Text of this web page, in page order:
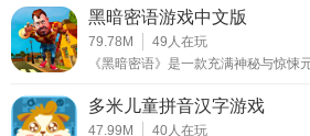
任务，解锁新的故事章节和奖励。
西蒙的貓：泡泡射手特色
1. 策略与技巧：玩家需要巧妙利用不
黑暗密语游戏中文版
79.78M 49 人在玩
《黑暗密语》是一款充满神秘与惊悚
多米儿童拼音汉字游戏
47.99M 40 人在玩